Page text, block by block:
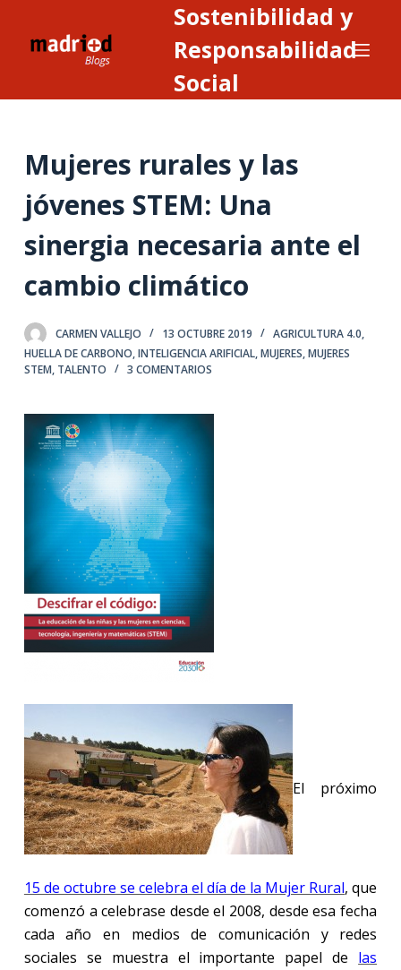
n
n
d
Sostenibilidad y
Responsabilidad
Social
Mujeres rurales y las
jóvenes STEM: Una
sinergia necesaria ante el
cambio climático
CARMEN VALLEJO 13 OCTUBRE 2019 AGRICULTURA 4.0,
HUELLA DE CARBONO,INTELIGENCIA ARIFICIAL,MUJERES,MUJERES
STEM, TALENTO 3 COMENTARIOS
El próximo
15 de octubre se celebra el día de la Mujer Rural, que
comenzó a celebrase desde el 2008, desde esa fecha
cada año en medios de comunicación y redes
sociales se muestra el importante papel de las